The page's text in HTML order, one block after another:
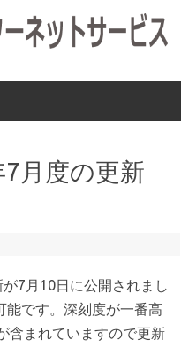
月度の更新
7月10日に公開されまし
です。深刻度が一番高
含まれていますので更新